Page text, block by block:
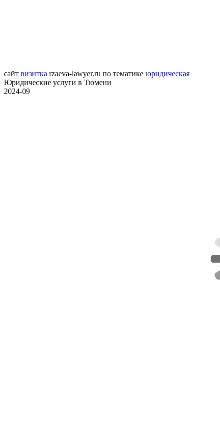
сайт визитка rzaeva-lawyer.ru по тематике юридическая
Юридические услуги в Тюмени
2024-09